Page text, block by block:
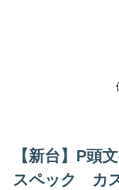
【新台】P頭
スペック カ